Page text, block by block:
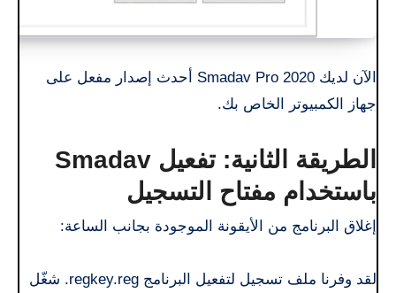
الآن لديك Smadav Pro 2020 أحدث إصدار مفعل على
جهاز الكمبيوتر الخاص بك.
الطريقة الثانية: تفعيل Smadav
باستخدام مفتاح التسجيل
إغلاق البرنامج من الأيقونة الموجودة بجانب الساعة:
لقد وفرنا ملف تسجيل لتفعيل البرنامج regkey.reg. شغّل